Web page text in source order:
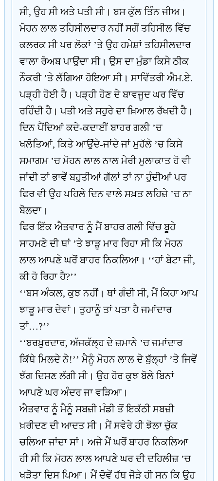
ਸੀ, ਉਹ ਸੀ ਅਤੇ ਪਤੀ ਸੀ। ਬਸ ਕੁੱਲ ਤਿੰਨ ਜੀਅ।
ਮੋਹਨ ਲਾਲ ਤਹਿਸੀਲਦਾਰ ਨਹੀਂ ਸਗੋਂ ਤਹਿਸੀਲ ਵਿੱਚ
ਕਲਰਕ ਸੀ ਪਰ ਲੋਕਾਂ ’ਤੇ ਉਹ ਹਮੇਸ਼ਾਂ ਤਹਿਸੀਲਦਾਰ
ਵਾਲਾ ਰੋਅਬ ਪਾਉਂਦਾ ਸੀ। ਉਸ ਦਾ ਮੁੰਡਾ ਕਿਸੇ ਠੀਕ
ਨੌਕਰੀ ’ਤੇ ਲੱਗਿਆ ਹੋਇਆ ਸੀ। ਸਾਵਿੱਤਰੀ ਐਮ.ਏ.
ਪੜ੍ਹੀ ਹੋਈ ਹੈ। ਪੜ੍ਹੀ ਹੋਣ ਦੇ ਬਾਵਜੂਦ ਘਰ ਵਿੱਚ
ਰਹਿੰਦੀ ਹੈ। ਪਤੀ ਅਤੇ ਸਹੁਰੇ ਦਾ ਖ਼ਿਆਲ ਰੱਖਦੀ ਹੈ।
ਦਿਨ ਪੈਂਦਿਆਂ ਕਦੇ-ਕਦਾਈਂ ਬਾਹਰ ਗਲੀ ’ਚ
ਖਲੋਤਿਆਂ, ਕਿਤੇ ਆਉਂਦੇ-ਜਾਂਦੇ ਜਾਂ ਮੁਹੱਲੇ ’ਚ ਕਿਸੇ
ਸਮਾਗਮ ’ਚ ਮੋਹਨ ਲਾਲ ਨਾਲ ਮੇਰੀ ਮੁਲਾਕਾਤ ਹੋ ਵੀ
ਜਾਂਦੀ ਤਾਂ ਭਾਵੇਂ ਬਹੁਤੀਆਂ ਗੱਲਾਂ ਤਾਂ ਨਾ ਹੁੰਦੀਆਂ ਪਰ
ਫਿਰ ਵੀ ਉਹ ਪਹਿਲੇ ਦਿਨ ਵਾਲੇ ਸਖ਼ਤ ਲਹਿਜ਼ੇ ’ਚ ਨਾ
ਬੋਲਦਾ।
ਫਿਰ ਇੱਕ ਐਤਵਾਰ ਨੂੰ ਮੈਂ ਬਾਹਰ ਗਲੀ ਵਿੱਚ ਬੂਹੇ
ਸਾਹਮਣੇ ਦੀ ਥਾਂ ’ਤੇ ਝਾੜੂ ਮਾਰ ਰਿਹਾ ਸੀ ਕਿ ਮੋਹਨ
ਲਾਲ ਆਪਣੇ ਘਰੋਂ ਬਾਹਰ ਨਿਕਲਿਆ। ‘‘ਹਾਂ ਬੇਟਾ ਜੀ,
ਕੀ ਹੋ ਰਿਹਾ ਹੈ?’’
‘‘ਬਸ ਅੰਕਲ, ਕੁਝ ਨਹੀਂ। ਥਾਂ ਗੰਦੀ ਸੀ, ਮੈਂ ਕਿਹਾ ਆਪ
ਝਾੜੂ ਮਾਰ ਦੇਵਾਂ। ਤੁਹਾਨੂੰ ਤਾਂ ਪਤਾ ਹੈ ਜਮਾਂਦਾਰ
ਤਾਂ…?’’
‘‘ਬਰਖ਼ੁਰਦਾਰ, ਅੱਜਕੱਲ੍ਹ ਦੇ ਜ਼ਮਾਨੇ ’ਚ ਜਮਾਂਦਾਰ
ਕਿੱਥੇ ਮਿਲਦੇ ਨੇ!’’ ਮੈਨੂੰ ਮੋਹਨ ਲਾਲ ਦੇ ਬੁੱਲ੍ਹਾਂ ’ਤੇ ਜਿਵੇਂ
ਝੱਗ ਦਿਸਣ ਲੱਗੀ ਸੀ। ਉਹ ਹੋਰ ਕੁਝ ਬੋਲੇ ਬਿਨਾਂ
ਆਪਣੇ ਘਰ ਅੰਦਰ ਜਾ ਵੜਿਆ।
ਐਤਵਾਰ ਨੂੰ ਮੈਨੂੰ ਸਬਜ਼ੀ ਮੰਡੀ ਤੋਂ ਇਕੱਠੀ ਸਬਜ਼ੀ
ਖ਼ਰੀਦਣ ਦੀ ਆਦਤ ਸੀ। ਮੈਂ ਸਵੇਰੇ ਹੀ ਝੋਲਾ ਚੁੱਕ
ਚਲਿਆ ਜਾਂਦਾ ਸਾਂ। ਅਜੇ ਮੈਂ ਘਰੋਂ ਬਾਹਰ ਨਿਕਲਿਆ
ਹੀ ਸੀ ਕਿ ਮੋਹਨ ਲਾਲ ਆਪਣੇ ਘਰ ਦੀ ਦਹਿਲੀਜ਼ ’ਚ
ਖੜੋਤਾ ਦਿਸ ਪਿਆ। ਮੈਂ ਦੋਵੇਂ ਹੱਥ ਜੋੜੇ ਹੀ ਸਨ ਕਿ ਉਹ